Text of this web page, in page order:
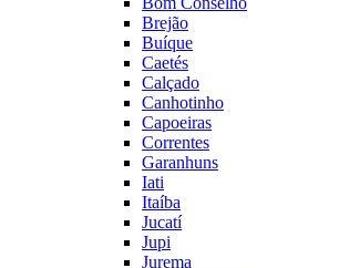
Brejão
Buíque
Caetés
Calçado
Canhotinho
Capoeiras
Correntes
Garanhuns
Iati
Itaíba
Jucatí
Jupi
Jurema